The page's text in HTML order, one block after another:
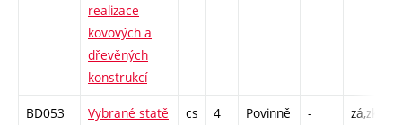
realizace
kovových a
dřevěných
konstrukcí
BD053
Vybrané statě
cs 4
Povinně
- zá,zk